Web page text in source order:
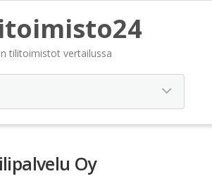
tilitoimistot vertailussa
Oy